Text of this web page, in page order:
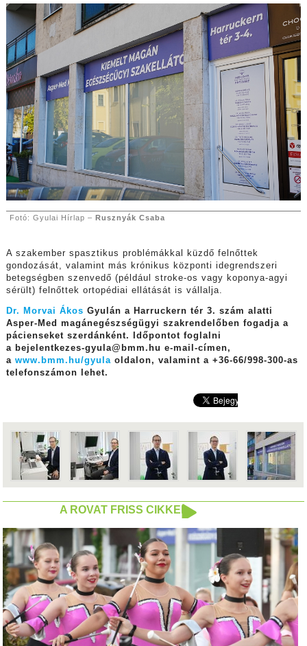
Fotó: Gyulai Hírlap – Rusznyák Csaba
A szakember spasztikus problémákkal küzdő felnőttek
gondozását, valamint más krónikus központi idegrendszeri
betegségben szenvedő (például stroke-os vagy koponya-agyi
sérült) felnőttek ortopédiai ellátását is vállalja.
Dr. Morvai Ákos Gyulán a Harruckern tér 3. szám alatti
Asper-Med magánegészségügyi szakrendelőben fogadja a
pácienseket szerdánként. Időpontot foglalni
a bejelentkezes-gyula@bmm.hu e-mail-címen,
a www.bmm.hu/gyulaoldalon, valamint a +36-66/998-300-as
telefonszámon lehet.
A ROVAT FRISS CIKKEI